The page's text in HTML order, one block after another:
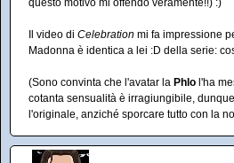
questo motivo mi offendo veramente!!) :)
Il video di Celebration mi fa impressione
Madonna è identica a lei :D della serie:
(Sono convinta che l'avatar la Phlo l'ha
cotanta sensualità è irragiungibile,
l'originale, anziché sporcare tutto con la